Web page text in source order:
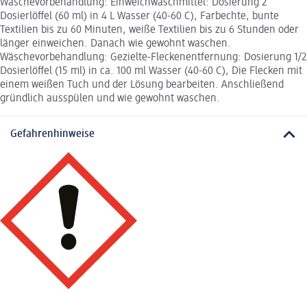
Wäschevorbehandlung: Einweichwaschmittel: Dosierung 2
Dosierlöffel (60 ml) in 4 L Wasser (40-60 C), Farbechte, bunte
Textilien bis zu 60 Minuten, weiße Textilien bis zu 6 Stunden oder
länger einweichen. Danach wie gewohnt waschen.
Wäschevorbehandlung: Gezielte-Fleckenentfernung: Dosierung 1/2
Dosierlöffel (15 ml) in ca. 100 ml Wasser (40-60 C), Die Flecken mit
einem weißen Tuch und der Lösung bearbeiten. Anschließend
gründlich ausspülen und wie gewohnt waschen.
Gefahrenhinweise